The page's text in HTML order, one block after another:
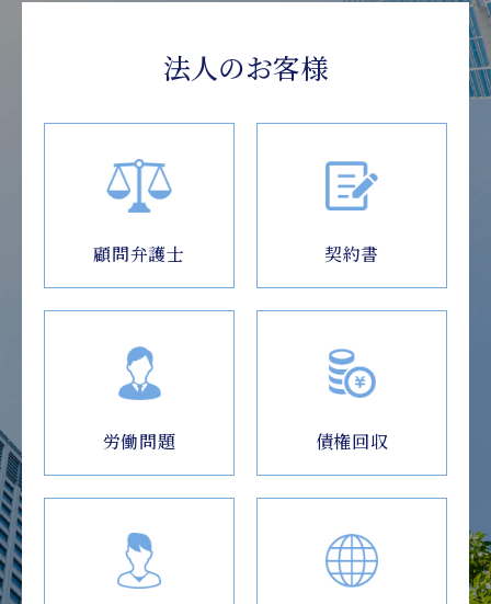
法人のお客様
顧問弁護士 契約書
労働問題 債権回収